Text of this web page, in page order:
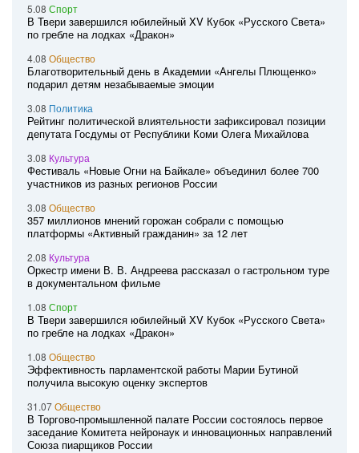
5.08 Спорт
В Твери завершился юбилейный XV Кубок «Русского Света»
по гребле на лодках «Дракон»
4.08 Общество
Благотворительный день в Академии «Ангелы Плющенко»
подарил детям незабываемые эмоции
3.08 Политика
Рейтинг политической влиятельности зафиксировал позиции
депутата Госдумы от Республики Коми Олега Михайлова
3.08 Культура
Фестиваль «Новые Огни на Байкале» объединил более 700
участников из разных регионов России
3.08 Общество
357 миллионов мнений горожан собрали с помощью
платформы «Активный гражданин» за 12 лет
2.08 Культура
Оркестр имени В. В. Андреева рассказал о гастрольном туре
в документальном фильме
1.08 Спорт
В Твери завершился юбилейный XV Кубок «Русского Света»
по гребле на лодках «Дракон»
1.08 Общество
Эффективность парламентской работы Марии Бутиной
получила высокую оценку экспертов
31.07Общество
В Торгово-промышленной палате России состоялось первое
заседание Комитета нейронаук и инновационных направлений
Союза пиарщиков России